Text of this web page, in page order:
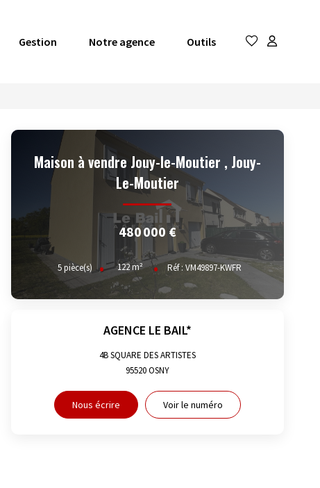
Gestion Notre agence Outils
Maison à vendre Jouy-le-Moutier , Jouy-
Le-Moutier
480 000 €
5pièce(s) 122m² Réf : VM49897-KWFR
AGENCE LE BAIL*
4B SQUARE DES ARTISTES
95520OSNY
Nous écrire Voir le numéro